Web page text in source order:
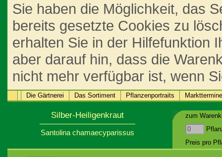
Sie haben die Möglichkeit, das
bereits gesetzte Cookies zu
erhalten Sie in der Hilfefunktion
aber darauf hin, dass die
nicht mehr verfügbar ist, wenn
Die Gärtnerei Das Sortiment Pflanzenportraits Markttermine
Silber-Heiligenkraut
Santolina chamaecyparissus
zum
Preis pro